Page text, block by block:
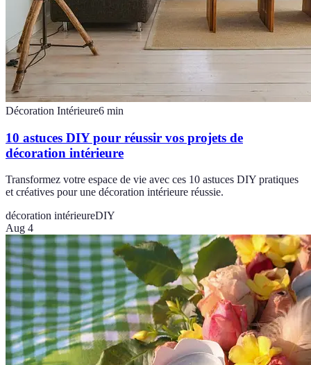
Décoration Intérieure6 min
10 astuces DIY pour réussir vos projets de
décoration intérieure
Transformez votre espace de vie avec ces 10 astuces DIY pratiques
et créatives pour une décoration intérieure réussie.
décoration intérieureDIY
Aug 4